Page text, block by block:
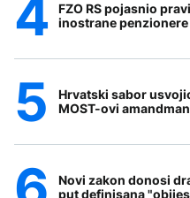
FZO RS pojasnio
inostrane penzionere
Hrvatski sabor
MOST-ovi
Novi zakon donosi
put definisana